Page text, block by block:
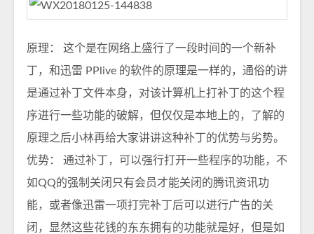
原理： 这个是在网络上盛行了一段时间的一个新补
丁，和迅雷 PPlive 的软件的原理是一样的，通俗的讲
是通过补丁文件本身，对该计算机上打补丁的这个程
序进行一些功能的破解，但仅仅是本地上的，了解的
原理之后小林再给大家讲讲这种补丁的优势与劣势。
优势： 通过补丁，可以强行打开一些程序的功能，不
如QQ的强制关闭只有会员才能关闭的腾讯资讯功
能，或者像迅雷一项打完补丁后可以进行广告的关
闭，显然这些花钱的东东拥有的功能就是好，但是如